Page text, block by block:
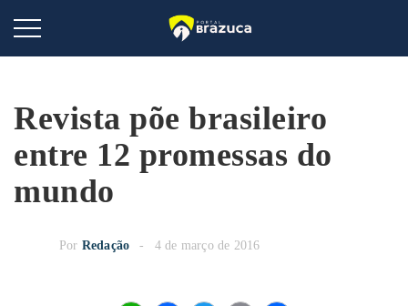
Revista põe brasileiro
entre 12 promessas do
mundo
Por Redação 4 de março de 2016